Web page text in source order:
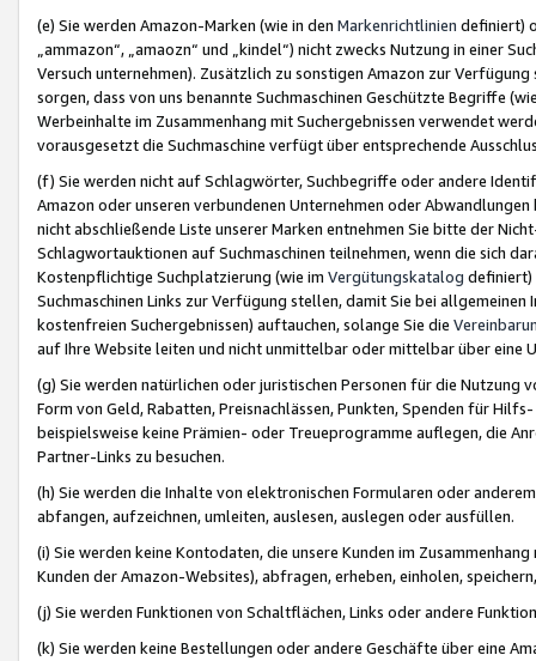
(e) Sie werden Amazon-Marken (wie in den Markenrichtlinien definiert)
„ammazon“, „amaozn“ und „kindel“) nicht zwecks Nutzung in einer
Versuch unternehmen). Zusätzlich zu sonstigen Amazon zur
sorgen, dass von uns benannte Suchmaschinen Geschützte Begriffe
Werbeinhalte im Zusammenhang mit Suchergebnissen verwendet
vorausgesetzt die Suchmaschine verfügt über entsprechende
(f) Sie werden nicht auf Schlagwörter, Suchbegriffe oder andere
Amazon oder unseren verbundenen Unternehmen oder
nicht abschließende Liste unserer Marken entnehmen Sie bitte der
Schlagwortauktionen auf Suchmaschinen teilnehmen, wenn die sich
Kostenpflichtige Suchplatzierung (wie im Vergütungskatalog definiert)
Suchmaschinen Links zur Verfügung stellen, damit Sie bei
kostenfreien Suchergebnissen) auftauchen, solange Sie die
auf Ihre Website leiten und nicht unmittelbar oder mittelbar über eine
(g) Sie werden natürlichen oder juristischen Personen für die Nutzung
Form von Geld, Rabatten, Preisnachlässen, Punkten, Spenden für
beispielsweise keine Prämien- oder Treueprogramme auflegen, die
Partner-Links zu besuchen.
(h) Sie werden die Inhalte von elektronischen Formularen oder
abfangen, aufzeichnen, umleiten, auslesen, auslegen oder ausfüllen.
(i) Sie werden keine Kontodaten, die unsere Kunden im
Kunden der Amazon-Websites), abfragen, erheben, einholen,
(j) Sie werden Funktionen von Schaltflächen, Links oder andere
(k) Sie werden keine Bestellungen oder andere Geschäfte über eine